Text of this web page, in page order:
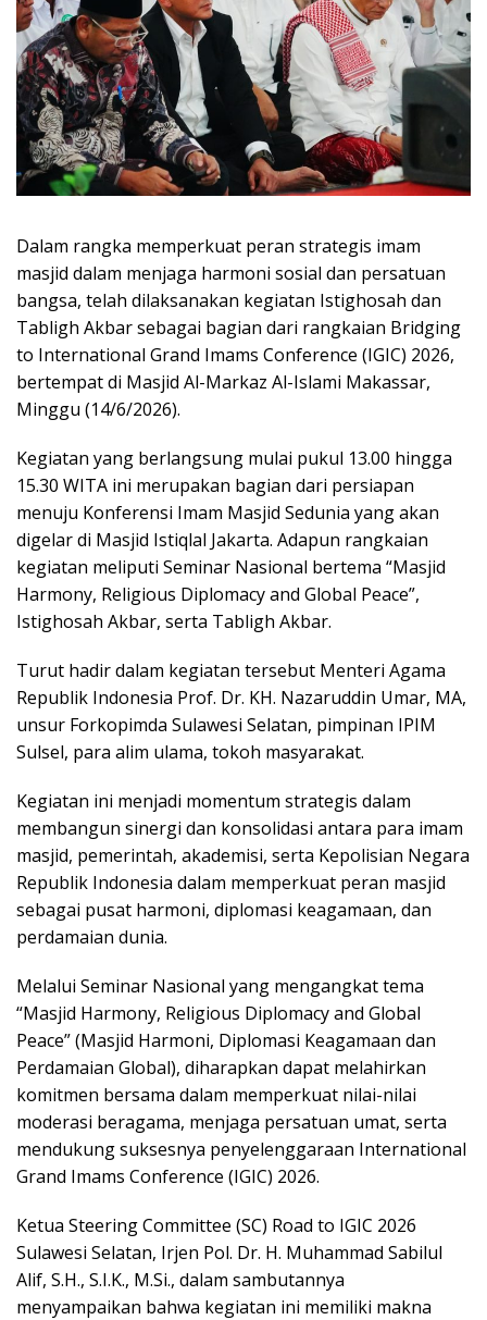
Dalam rangka memperkuat peran strategis imam
masjid dalam menjaga harmoni sosial dan persatuan
bangsa, telah dilaksanakan kegiatan Istighosah dan
Tabligh Akbar sebagai bagian dari rangkaian Bridging
to International Grand Imams Conference (IGIC) 2026,
bertempat di Masjid Al-Markaz Al-Islami Makassar,
Minggu (14/6/2026).
Kegiatan yang berlangsung mulai pukul 13.00 hingga
15.30 WITA ini merupakan bagian dari persiapan
menuju Konferensi Imam Masjid Sedunia yang akan
digelar di Masjid Istiqlal Jakarta. Adapun rangkaian
kegiatan meliputi Seminar Nasional bertema “Masjid
Harmony, Religious Diplomacy and Global Peace”,
Istighosah Akbar, serta Tabligh Akbar.
Turut hadir dalam kegiatan tersebut Menteri Agama
Republik Indonesia Prof. Dr. KH. Nazaruddin Umar, MA,
unsur Forkopimda Sulawesi Selatan, pimpinan IPIM
Sulsel, para alim ulama, tokoh masyarakat.
Kegiatan ini menjadi momentum strategis dalam
membangun sinergi dan konsolidasi antara para imam
masjid, pemerintah, akademisi, serta Kepolisian Negara
Republik Indonesia dalam memperkuat peran masjid
sebagai pusat harmoni, diplomasi keagamaan, dan
perdamaian dunia.
Melalui Seminar Nasional yang mengangkat tema
“Masjid Harmony, Religious Diplomacy and Global
Peace” (Masjid Harmoni, Diplomasi Keagamaan dan
Perdamaian Global), diharapkan dapat melahirkan
komitmen bersama dalam memperkuat nilai-nilai
moderasi beragama, menjaga persatuan umat, serta
mendukung suksesnya penyelenggaraan International
Grand Imams Conference (IGIC) 2026.
Ketua Steering Committee (SC) Road to IGIC 2026
Sulawesi Selatan, Irjen Pol. Dr. H. Muhammad Sabilul
Alif, S.H., S.I.K., M.Si., dalam sambutannya
menyampaikan bahwa kegiatan ini memiliki makna